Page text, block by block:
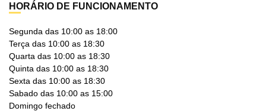
HORÁRIO DE FUNCIONAMENTO
Segunda das 10:00 as 18:00
Terça das 10:00 as 18:30
Quarta das 10:00 as 18:30
Quinta das 10:00 as 18:30
Sexta das 10:00 as 18:30
Sabado das 10:00 as 15:00
Domingo fechado